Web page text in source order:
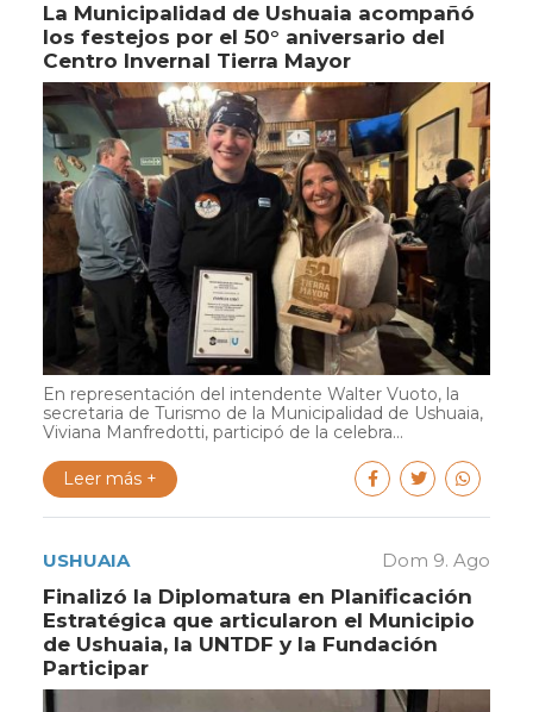
La Municipalidad de Ushuaia acompañó
los festejos por el 50° aniversario del
Centro Invernal Tierra Mayor
En representación del intendente Walter Vuoto, la
secretaria de Turismo de la Municipalidad de Ushuaia,
Viviana Manfredotti, participó de la celebra...
Leer más +
USHUAIA Dom 9. Ago
Finalizó la Diplomatura en Planificación
Estratégica que articularon el Municipio
de Ushuaia, la UNTDF y la Fundación
Participar